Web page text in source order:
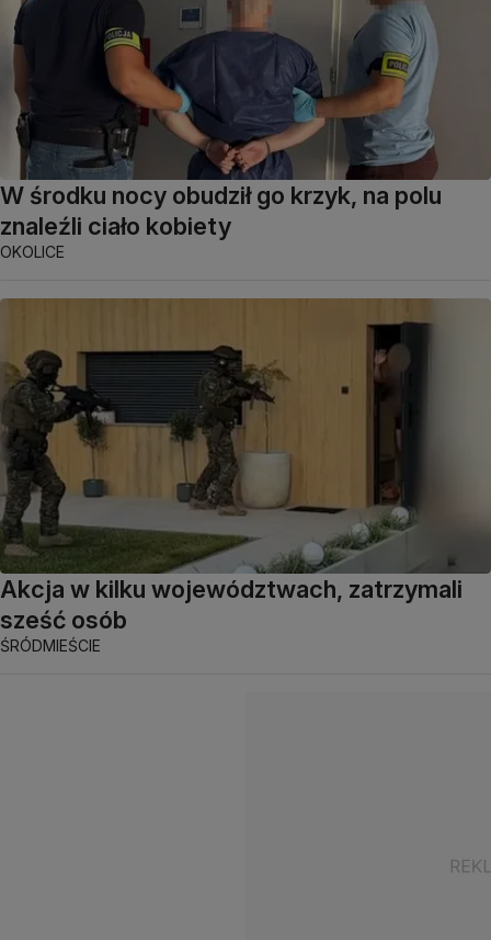
W środku nocy obudził go krzyk, na polu
znaleźli ciało kobiety
OKOLICE
Akcja w kilku województwach, zatrzymali
sześć osób
ŚRÓDMIEŚCIE